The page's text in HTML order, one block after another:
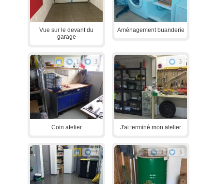
Vue sur le devant du
garage
Aménagement buanderie
1 3
Coin atelier
3
J'ai terminé mon atelier
3 1 3